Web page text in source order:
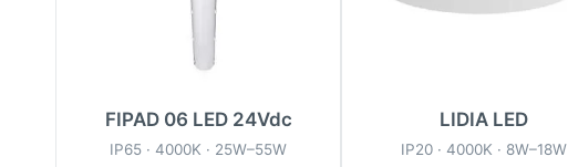
FIPAD 06 LED 24Vdc
IP65 · 4000K · 25W–55W
LIDIA LED
IP20 · 4000K · 8W–18W